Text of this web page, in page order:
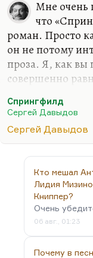
Мне очень
что
роман. Просто
он не потому
проза. Я, как вы
совершенно
есть.
Точно так же,
американском
они читают.
лекции
говорит: «Я
роды». Я
могут быть
говорит: «Я не
фэнтези,
Спрингфилд
Сергей Давыдов
Сергей Давыдов
Кто мешал
Лидия
Книппер?
Очень
06 авг., 01:23
Почему в